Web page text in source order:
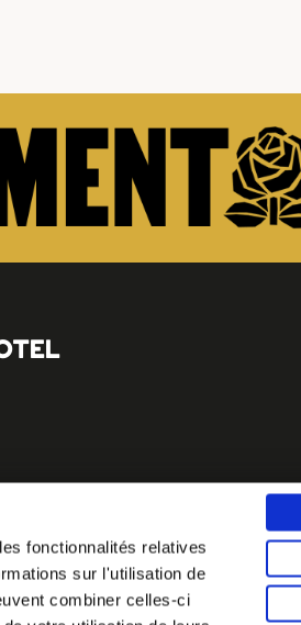
fonctionnalités relatives
sur l'utilisation de
combiner celles-ci
Sucre et la Sucrière